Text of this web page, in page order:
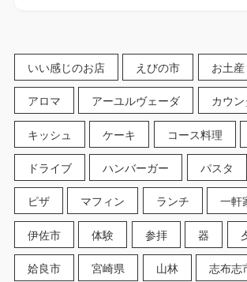
いい感じのお店 えびの市 お土産
アロマ アーユルヴェーダ カウン
キッシュ ケーキ コース料理
ドライブ ハンバーガー パスタ
ピザ マフィン ランチ 一軒
伊佐市 体験 参拝 器
姶良市 宮崎県 山林 志布志